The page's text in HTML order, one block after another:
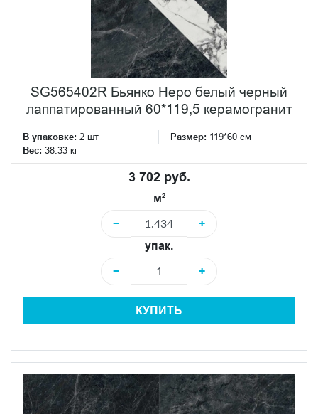
SG565402R Бьянко Неро белый черный
лаппатированный 60*119,5 керамогранит
В упаковке: 2 шт Размер: 119*60 см
Вес: 38.33 кг
3 702 руб.
м²
−
+
упак.
−
+
КУПИТЬ